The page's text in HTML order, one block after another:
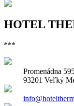
HOTEL
***
Promenádna
93201 Veľký